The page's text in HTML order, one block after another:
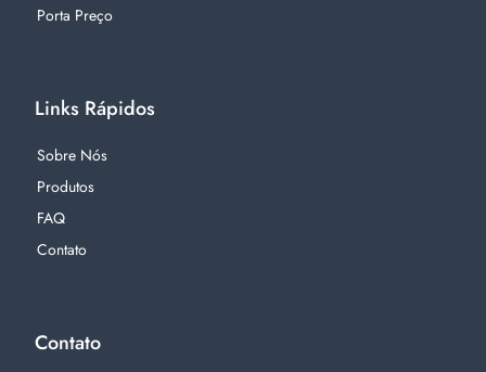
Porta Preço
Links Rápidos
Sobre Nós
Produtos
FAQ
Contato
Contato